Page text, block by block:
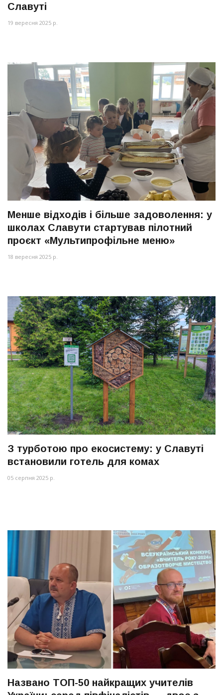
Славуті
19 вересня 2025 р.
Менше відходів і більше задоволення: у
школах Славути стартував пілотний
проєкт «Мультипрофільне меню»
18 вересня 2025 р.
З турботою про екосистему: у Славуті
встановили готель для комах
05 серпня 2025 р.
Названо ТОП-50 найкращих учителів